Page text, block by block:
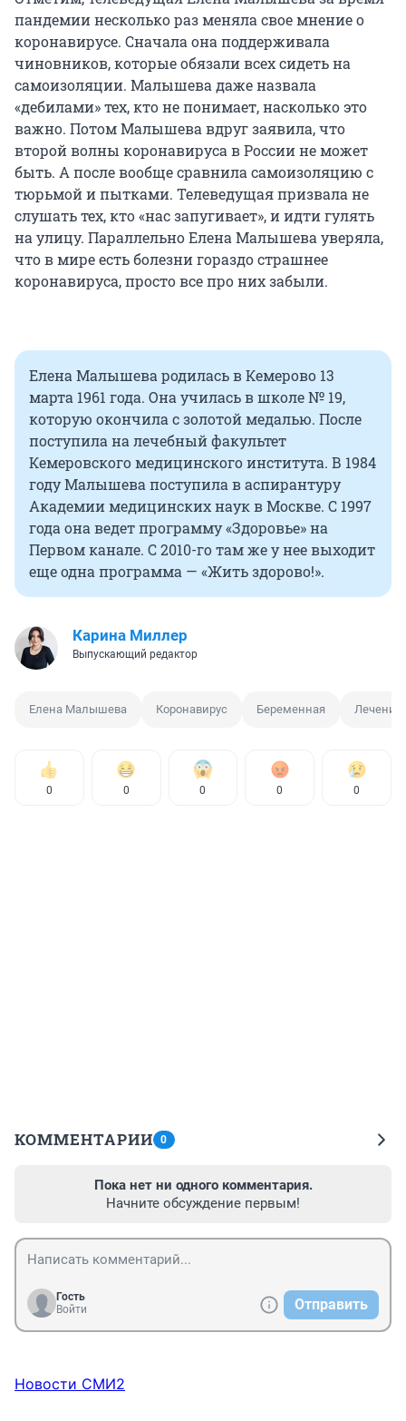
пандемии несколько раз меняла свое мнение о
коронавирусе. Сначала она поддерживала
чиновников, которые обязали всех сидеть на
самоизоляции. Малышева даже назвала
«дебилами» тех, кто не понимает, насколько это
важно. Потом Малышева вдруг заявила, что
второй волны коронавируса в России не может
быть. А после вообще сравнила самоизоляцию с
тюрьмой и пытками. Телеведущая призвала не
слушать тех, кто «нас запугивает», и идти гулять
на улицу. Параллельно Елена Малышева уверяла,
что в мире есть болезни гораздо страшнее
коронавируса, просто все про них забыли.
Елена Малышева родилась в Кемерово 13
марта 1961 года. Она училась в школе № 19,
которую окончила с золотой медалью. После
поступила на лечебный факультет
Кемеровского медицинского института. В 1984
году Малышева поступила в аспирантуру
Академии медицинских наук в Москве. С 1997
года она ведет программу «Здоровье» на
Первом канале. С 2010-го там же у нее выходит
еще одна программа — «Жить здорово!».
Карина Миллер
Выпускающий редактор
Елена Малышева Коронавирус Беременная Лечение
0 0 0 0 0
КОММЕНТАРИИ 0
Пока нет ни одного комментария.
Начните обсуждение первым!
Гость
Войти
Отправить
Новости СМИ2